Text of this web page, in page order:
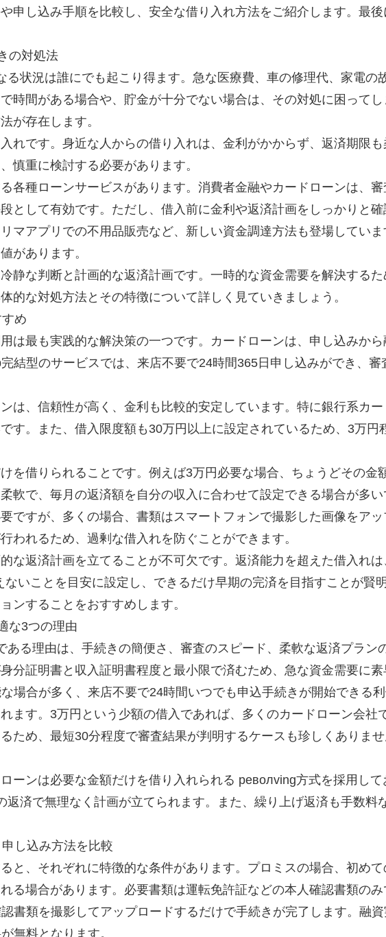
申し込み手順を比較し、安全な借り入れ方法をご紹介します。最
の対処法
状況は誰にでも起こり得ます。急な医療費、車の修理代、家電の
時間がある場合や、貯金が十分でない場合は、その対処に困って
が存在します。
れです。身近な人からの借り入れは、金利がかからず、返済期限
慎重に検討する必要があります。
各種ローンサービスがあります。消費者金融やカードローンは、
として有効です。ただし、借入前に金利や返済計画をしっかりと確
マアプリでの不用品販売など、新しい資金調達方法も登場してい
があります。
静な判断と計画的な返済計画です。一時的な資金需要を解決する
的な対処方法とその特徴について詳しく見ていきましょう。
め
は最も実践的な解決策の一つです。カードローンは、申し込みか
結型のサービスでは、来店不要で24時間365日申し込みができ、
は、信頼性が高く、金利も比較的安定しています。特に銀行系カ
す。また、借入限度額も30万円以上に設定されているため、3万
を借りられることです。例えば3万円必要な場合、ちょうどその金
軟で、毎月の返済額を自分の収入に合わせて設定できる場合が多い
ですが、多くの場合、書類はスマートフォンで撮影した画像をア
われるため、過剰な借入れを防ぐことができます。
な返済計画を立てることが不可欠です。返済能力を超えた借入れ
いことを目安に設定し、できるだけ早期の完済を目指すことが賢
ンすることをおすすめします。
な3つの理由
る理由は、手続きの簡便さ、審査のスピード、柔軟な返済プラン
分証明書と収入証明書程度と最小限で済むため、急な資金需要に
場合が多く、来店不要で24時間いつでも申込手続きが開始できる利
ます。3万円という少額の借入であれば、多くのカードローン会社
ため、最短30分程度で審査結果が判明するケースも珍しくありま
ーンは必要な金額だけを借り入れられる револving方式を採用し
済で無理なく計画が立てられます。また、繰り上げ返済も手数料
し込み方法を比較
と、それぞれに特徴的な条件があります。プロミスの場合、初め
る場合があります。必要書類は運転免許証などの本人確認書類のみ
書類を撮影してアップロードするだけで手続きが完了します。融
無料となります。